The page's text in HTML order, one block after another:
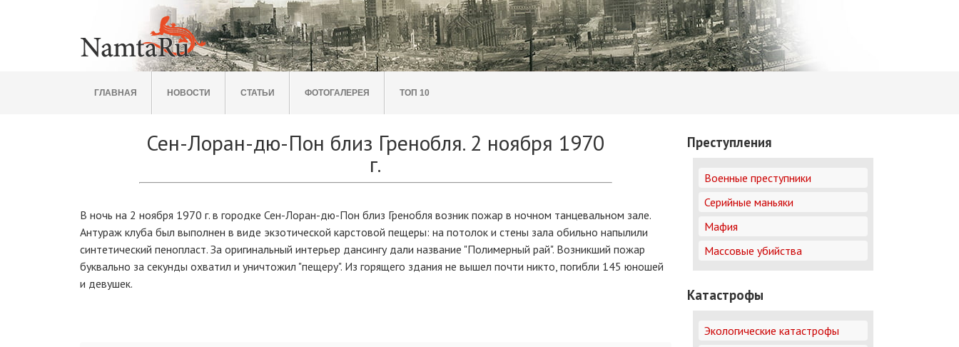
ГЛАВНАЯ НОВОСТИ СТАТЬИ ФОТОГАЛЕРЕЯ ТОП 10
Сен-Лоран-дю-Пон близ Гренобля. 2 ноября 1970
г.
В ночь на 2 ноября 1970 г. в городке Сен-Лоран-дю-Пон близ Гренобля возник пожар в ночном танцевальном зале.
Антураж клуба был выполнен в виде экзотической карстовой пещеры: на потолок и стены зала обильно напылили
синтетический пенопласт. За оригинальный интерьер дансингу дали название "Полимерный рай". Возникший пожар
буквально за секунды охватил и уничтожил "пещеру". Из горящего здания не вышел почти никто, погибли 145 юношей
и девушек.
Преступления
Военные преступники
Серийные маньяки
Мафия
Массовые убийства
Катастрофы
Экологические катастрофы